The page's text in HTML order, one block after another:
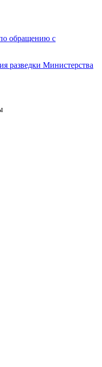
обращению с
разведки Министерства